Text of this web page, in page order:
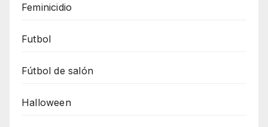
Feminicidio
Futbol
Fútbol de salón
Halloween